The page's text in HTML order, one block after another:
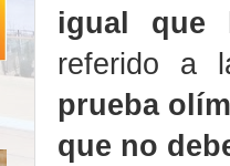
igual que
referido a
prueba
que no